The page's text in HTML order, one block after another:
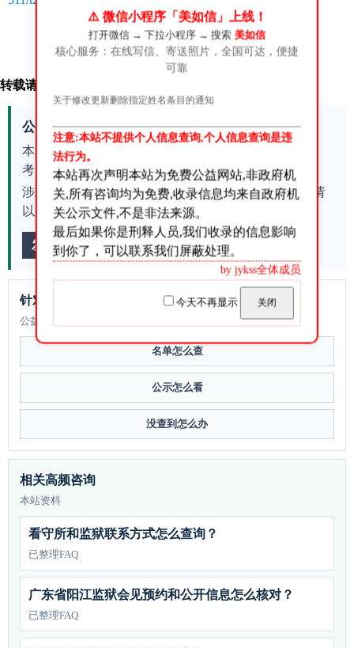
󰄼 赞0 赏 󰄯 分享
转载请注明来源:
公益提示
本站整理公开信息和用户反馈，内容仅供公益查询参
考，不代表官方答复。
涉及会见、汇款、减刑假释、案件进展等具体事务，请
以主管机关、原公告或专业律师意见为准。
发现错误，提交纠错
针对本文继续问
公益咨询
名单怎么查
公示怎么看
没查到怎么办
相关高频咨询
本站资料
看守所和监狱联系方式怎么查询？
已整理FAQ
广东省阳江监狱会见预约和公开信息怎么核对？
已整理FAQ
⚠️ 微信小程序「美如信」上线！
打开微信 → 下拉小程序 → 搜索 美如信
核心服务：在线写信、寄送照片，全国可达，便捷
可靠
关于修改更新删除指定姓名条目的通知
注意:本站不提供个人信息查询,个人信息查询是违
法行为。
本站再次声明本站为免费公益网站,非政府机
关,所有咨询均为免费,收录信息均来自政府机
关公示文件,不是非法来源。
最后如果你是刑释人员,我们收录的信息影响
到你了，可以联系我们屏蔽处理。
by jykss全体成员
今天不再显示 关闭